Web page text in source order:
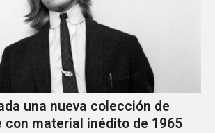
una nueva colección de
con material inédito de 1965